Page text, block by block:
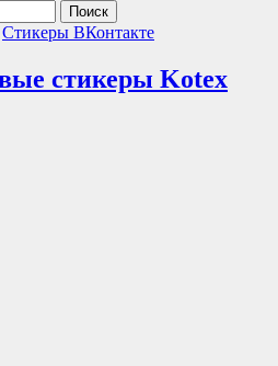
Стикеры ВКонтакте
стикеры Kotex